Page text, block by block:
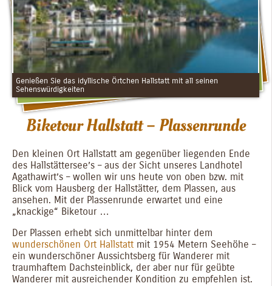
Genießen Sie das idyllische Örtchen Hallstatt mit all seinen
Sehenswürdigkeiten
Biketour Hallstatt – Plassenrunde
Den kleinen Ort Hallstatt am gegenüber liegenden Ende
des Hallstättersee’s – aus der Sicht unseres Landhotel
Agathawirt’s – wollen wir uns heute von oben bzw. mit
Blick vom Hausberg der Hallstätter, dem Plassen, aus
ansehen. Mit der Plassenrunde erwartet und eine
„knackige“ Biketour …
Der Plassen erhebt sich unmittelbar hinter dem
wunderschönen Ort Hallstatt mit 1954 Metern Seehöhe –
ein wunderschöner Aussichtsberg für Wanderer mit
traumhaftem Dachsteinblick, der aber nur für geübte
Wanderer mit ausreichender Kondition zu empfehlen ist.